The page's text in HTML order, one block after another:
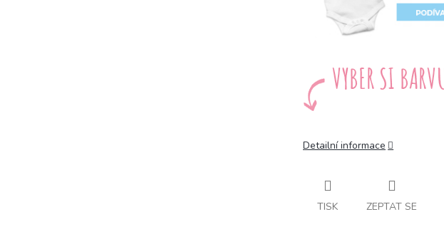
Detailní informace
TISK ZEPTAT SE